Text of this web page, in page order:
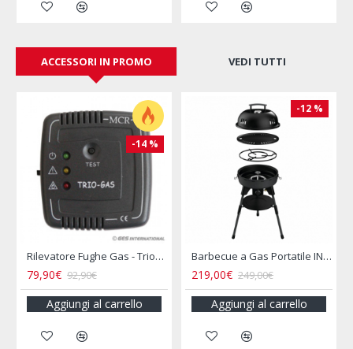
ACCESSORI IN PROMO VEDI TUTTI
-14 %
Rilevatore Fughe Gas - Triogas Mcr
79,90€ 92,90€
Aggiungi al carrello
-12 %
Barbecue a Gas Portatile INCASA
219,00€ 249,00€
Aggiungi al carrello